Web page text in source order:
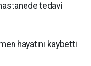
tedavi
hayatını kaybetti.